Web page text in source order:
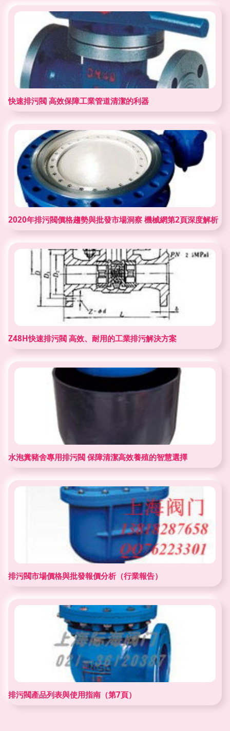
快速排污閥 高效保障工業管道清潔的利器
2020年排污閥價格趨勢與批發市場洞察 機械網第2頁深度解析
Z48H快速排污閥 高效、耐用的工業排污解決方案
水泡糞豬舍專用排污閥 保障清潔高效養殖的智慧選擇
排污閥市場價格與批發報價分析（行業報告）
排污閥產品列表與使用指南（第7頁）